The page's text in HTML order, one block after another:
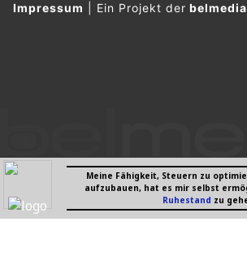
Impressum Ein Projekt derbelmedia